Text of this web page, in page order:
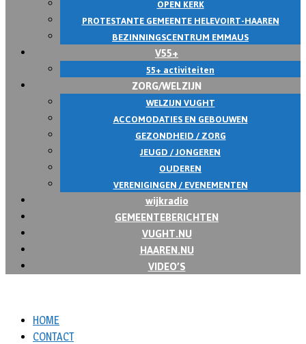
OPEN KERK
PROTESTANTE GEMEENTE HELEVOIRT-HAAREN
BEZINNINGSCENTRUM EMMAUS
V55+
55+ activiteiten
ZORG/WELZIJN
WELZIJN VUGHT
ACCOMODATIES EN GEBOUWEN
GEZONDHEID / ZORG
JEUGD / JONGEREN
OUDEREN
VERENIGINGEN / EVENEMENTEN
wijkradio
GEMEENTEBERICHTEN
VUGHT.NU
HAAREN.NU
VIDEO’S
HOME
CONTACT